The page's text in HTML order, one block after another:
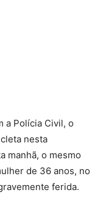
a Polícia Civil, o
nesta
manhã, o mesmo
de 36 anos, no
ferida.